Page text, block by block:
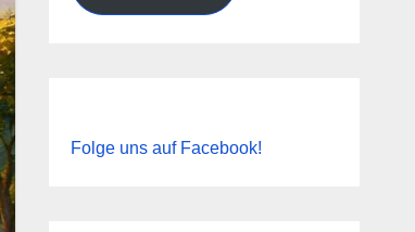
Folge uns auf Facebook!